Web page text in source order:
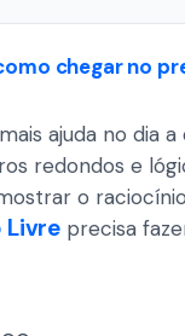
chegar no
ajuda no dia a
redondos e
o
Livre precisa